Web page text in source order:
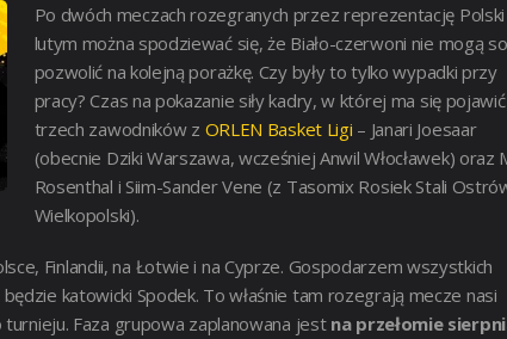
Po dwóch meczach rozegranych przez reprezentację
lutym można spodziewać się, że Biało-czerwoni nie mogą
pozwolić na kolejną porażkę. Czy były to tylko wypadki przy
pracy? Czas na pokazanie siły kadry, w której ma się
trzech zawodników z ORLEN Basket Ligi – Janari Joesaar
(obecnie Dziki Warszawa, wcześniej Anwil Włocławek) oraz
Rosenthal i Siim-Sander Vene (z Tasomix Rosiek Stali
Wielkopolski).
Finlandii, na Łotwie i na Cyprze. Gospodarzem wszystkich
katowicki Spodek. To właśnie tam rozegrają mecze nasi
Faza grupowa zaplanowana jest na przełomie